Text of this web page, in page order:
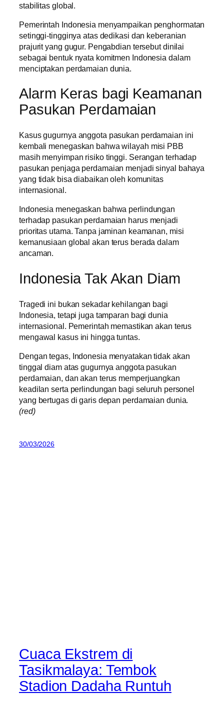
stabilitas global.
Pemerintah Indonesia menyampaikan penghormatan
setinggi-tingginya atas dedikasi dan keberanian
prajurit yang gugur. Pengabdian tersebut dinilai
sebagai bentuk nyata komitmen Indonesia dalam
menciptakan perdamaian dunia.
Alarm Keras bagi Keamanan
Pasukan Perdamaian
Kasus gugurnya anggota pasukan perdamaian ini
kembali menegaskan bahwa wilayah misi PBB
masih menyimpan risiko tinggi. Serangan terhadap
pasukan penjaga perdamaian menjadi sinyal bahaya
yang tidak bisa diabaikan oleh komunitas
internasional.
Indonesia menegaskan bahwa perlindungan
terhadap pasukan perdamaian harus menjadi
prioritas utama. Tanpa jaminan keamanan, misi
kemanusiaan global akan terus berada dalam
ancaman.
Indonesia Tak Akan Diam
Tragedi ini bukan sekadar kehilangan bagi
Indonesia, tetapi juga tamparan bagi dunia
internasional. Pemerintah memastikan akan terus
mengawal kasus ini hingga tuntas.
Dengan tegas, Indonesia menyatakan tidak akan
tinggal diam atas gugurnya anggota pasukan
perdamaian, dan akan terus memperjuangkan
keadilan serta perlindungan bagi seluruh personel
yang bertugas di garis depan perdamaian dunia.
(red)
30/03/2026
Cuaca Ekstrem di
Tasikmalaya: Tembok
Stadion Dadaha Runtuh